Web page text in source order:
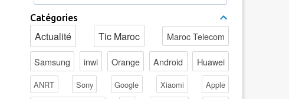
Catégories
Actualité Tic Maroc Maroc Telecom
Samsung inwi Orange Android Huawei
ANRT Sony Google Xiaomi
Apple